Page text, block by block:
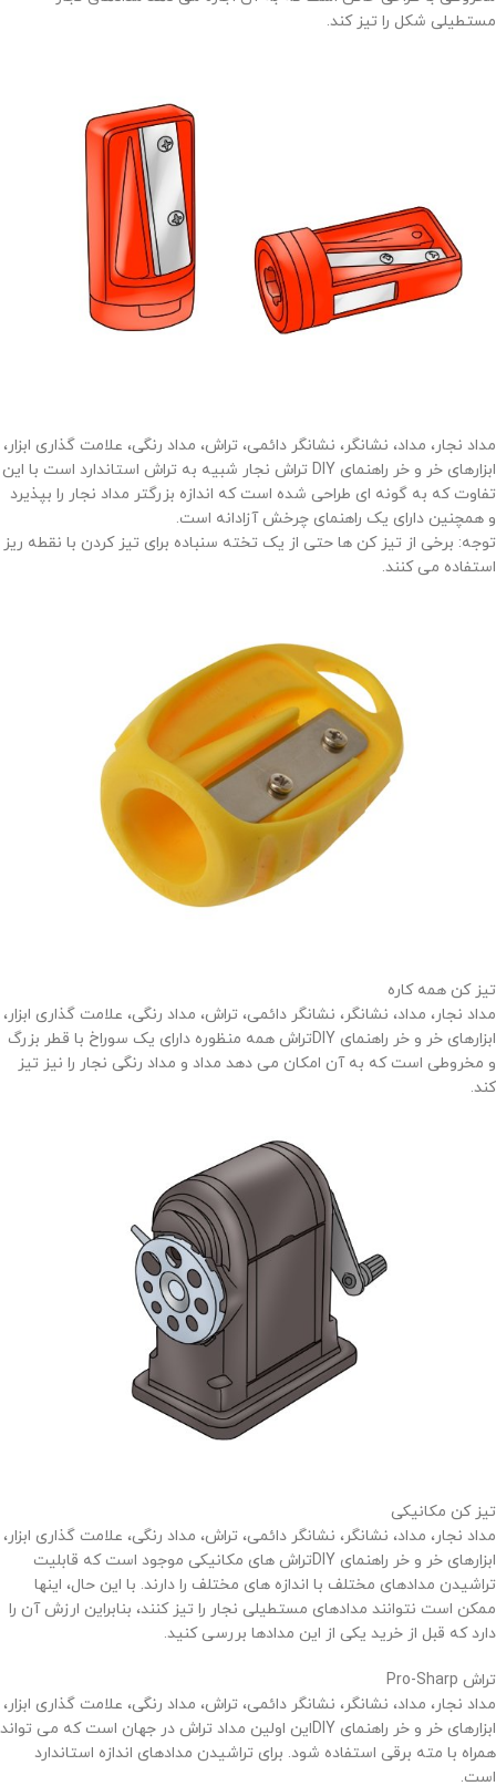
مستطیلی شکل را تیز کند.
مداد نجار، مداد، نشانگر، نشانگر دائمی، تراش، مداد رنگی، علامت گذاری ابزار،
ابزارهای خر و خر راهنمای DIY تراش نجار شبیه به تراش استاندارد است با این
تفاوت که به گونه ای طراحی شده است که اندازه بزرگتر مداد نجار را بپذیرد
و همچنین دارای یک راهنمای چرخش آزادانه است.
توجه: برخی از تیز کن ها حتی از یک تخته سنباده برای تیز کردن با نقطه ریز
استفاده می کنند.
تیز کن همه کاره
مداد نجار، مداد، نشانگر، نشانگر دائمی، تراش، مداد رنگی، علامت گذاری ابزار،
ابزارهای خر و خر راهنمای DIYتراش همه منظوره دارای یک سوراخ با قطر بزرگ
و مخروطی است که به آن امکان می دهد مداد و مداد رنگی نجار را نیز تیز
کند.
تیز کن مکانیکی
مداد نجار، مداد، نشانگر، نشانگر دائمی، تراش، مداد رنگی، علامت گذاری ابزار،
ابزارهای خر و خر راهنمای DIYتراش های مکانیکی موجود است که قابلیت
تراشیدن مدادهای مختلف با اندازه های مختلف را دارند. با این حال، اینها
ممکن است نتوانند مدادهای مستطیلی نجار را تیز کنند، بنابراین ارزش آن را
دارد که قبل از خرید یکی از این مدادها بررسی کنید.
تراش Pro-Sharp
مداد نجار، مداد، نشانگر، نشانگر دائمی، تراش، مداد رنگی، علامت گذاری ابزار،
ابزارهای خر و خر راهنمای DIYاین اولین مداد تراش در جهان است که می تواند
همراه با مته برقی استفاده شود. برای تراشیدن مدادهای اندازه استاندارد
است.